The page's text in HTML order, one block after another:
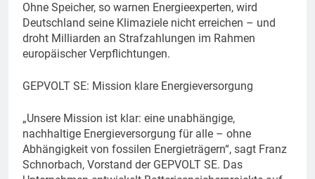
Ohne Speicher, so warnen Energieexperten, wird
Deutschland seine Klimaziele nicht erreichen – und
droht Milliarden an Strafzahlungen im Rahmen
europäischer Verpflichtungen.
GEPVOLT SE: Mission klare Energieversorgung
„Unsere Mission ist klar: eine unabhängige,
nachhaltige Energieversorgung für alle – ohne
Abhängigkeit von fossilen Energieträgern“, sagt Franz
Schnorbach, Vorstand der GEPVOLT SE. Das